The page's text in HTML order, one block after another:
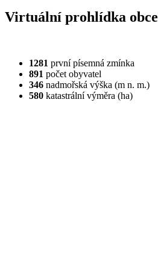
Virtuální prohlídka obce
1281 první písemná zmínka
891 počet obyvatel
346 nadmořská výška (m n. m.)
580 katastrální výměra (ha)